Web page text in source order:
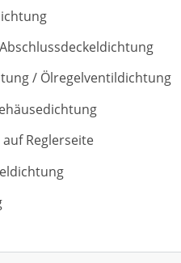
/ Ölregelventildichtung
Reglerseite